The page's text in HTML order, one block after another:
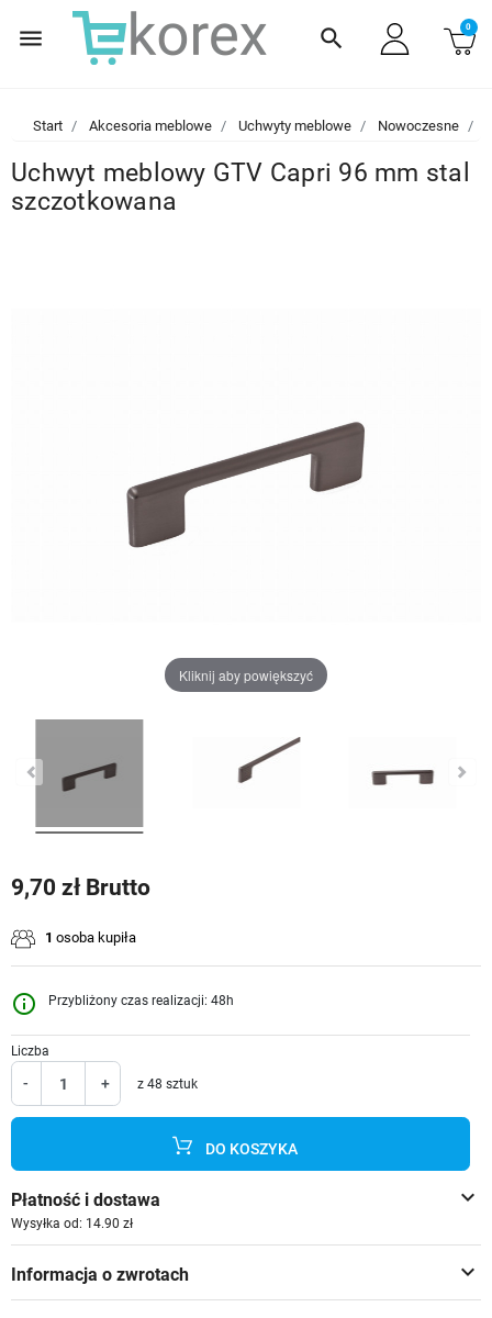
menu search 0
Start Akcesoria meblowe Uchwyty meblowe Nowoczesne
Uchwyt meblowy GTV Capri 96 mm stal
szczotkowana
Kliknij aby powiększyć
9,70 zł Brutto
1 osoba kupiła
info_outline Przybliżony czas realizacji: 48h
Liczba
- + z 48 sztuk
DO KOSZYKA
keyboard_arrow_down
Płatność i dostawa
Wysyłka od: 14.90 zł
keyboard_arrow_down
Informacja o zwrotach